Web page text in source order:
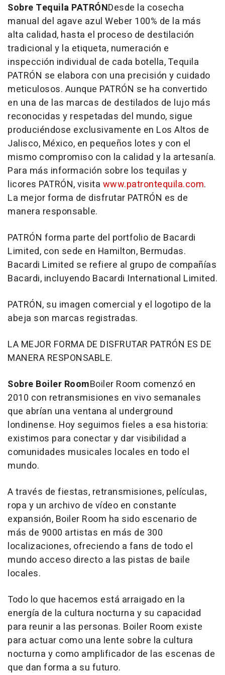
Sobre Tequila PATRÓNDesde la cosecha
manual del agave azul Weber 100% de la más
alta calidad, hasta el proceso de destilación
tradicional y la etiqueta, numeración e
inspección individual de cada botella, Tequila
PATRÓN se elabora con una precisión y cuidado
meticulosos. Aunque PATRÓN se ha convertido
en una de las marcas de destilados de lujo más
reconocidas y respetadas del mundo, sigue
produciéndose exclusivamente en Los Altos de
Jalisco, México, en pequeños lotes y con el
mismo compromiso con la calidad y la artesanía.
Para más información sobre los tequilas y
licores PATRÓN, visita www.patrontequila.com.
La mejor forma de disfrutar PATRÓN es de
manera responsable.
PATRÓN forma parte del portfolio de Bacardi
Limited, con sede en Hamilton, Bermudas.
Bacardi Limited se refiere al grupo de compañías
Bacardi, incluyendo Bacardi International Limited.
PATRÓN, su imagen comercial y el logotipo de la
abeja son marcas registradas.
LA MEJOR FORMA DE DISFRUTAR PATRÓN ES DE
MANERA RESPONSABLE.
Sobre Boiler RoomBoiler Room comenzó en
2010 con retransmisiones en vivo semanales
que abrían una ventana al underground
londinense. Hoy seguimos fieles a esa historia:
existimos para conectar y dar visibilidad a
comunidades musicales locales en todo el
mundo.
A través de fiestas, retransmisiones, películas,
ropa y un archivo de vídeo en constante
expansión, Boiler Room ha sido escenario de
más de 9000 artistas en más de 300
localizaciones, ofreciendo a fans de todo el
mundo acceso directo a las pistas de baile
locales.
Todo lo que hacemos está arraigado en la
energía de la cultura nocturna y su capacidad
para reunir a las personas. Boiler Room existe
para actuar como una lente sobre la cultura
nocturna y como amplificador de las escenas de
que dan forma a su futuro.